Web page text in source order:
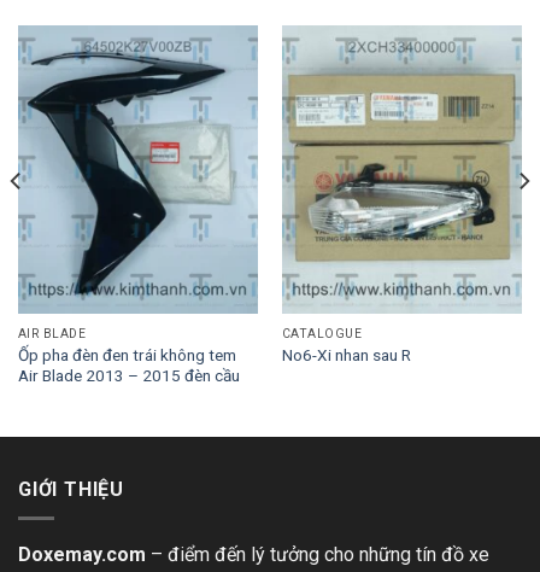
AIR BLADE
Ốp pha đèn đen trái không tem
Air Blade 2013 – 2015 đèn cầu
CATALOGUE
No6-Xi nhan sau R
GIỚI THIỆU
Doxemay.com – điểm đến lý tưởng cho những tín đồ xe